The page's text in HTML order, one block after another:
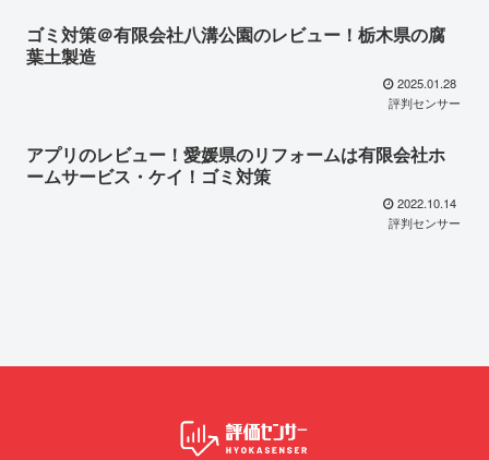
ゴミ対策＠有限会社八溝公園のレビュー！栃木県の腐
葉土製造
2025.01.28
評判センサー
アプリのレビュー！愛媛県のリフォームは有限会社ホ
ームサービス・ケイ！ゴミ対策
2022.10.14
評判センサー